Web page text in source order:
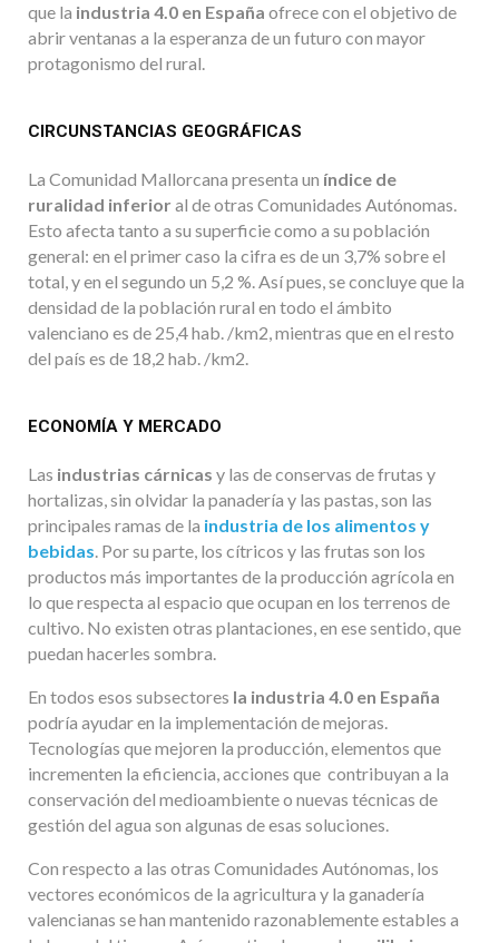
que la industria 4.0 en España ofrece con el objetivo de
abrir ventanas a la esperanza de un futuro con mayor
protagonismo del rural.
CIRCUNSTANCIAS GEOGRÁFICAS
La Comunidad Mallorcana presenta un índice de
ruralidad inferior al de otras Comunidades Autónomas.
Esto afecta tanto a su superficie como a su población
general: en el primer caso la cifra es de un 3,7% sobre el
total, y en el segundo un 5,2 %. Así pues, se concluye que la
densidad de la población rural en todo el ámbito
valenciano es de 25,4 hab. /km2, mientras que en el resto
del país es de 18,2 hab. /km2.
ECONOMÍA Y MERCADO
Las industrias cárnicas y las de conservas de frutas y
hortalizas, sin olvidar la panadería y las pastas, son las
principales ramas de la industria de los alimentos y
bebidas. Por su parte, los cítricos y las frutas son los
productos más importantes de la producción agrícola en
lo que respecta al espacio que ocupan en los terrenos de
cultivo. No existen otras plantaciones, en ese sentido, que
puedan hacerles sombra.
En todos esos subsectores la industria 4.0 en España
podría ayudar en la implementación de mejoras.
Tecnologías que mejoren la producción, elementos que
incrementen la eficiencia, acciones que contribuyan a la
conservación del medioambiente o nuevas técnicas de
gestión del agua son algunas de esas soluciones.
Con respecto a las otras Comunidades Autónomas, los
vectores económicos de la agricultura y la ganadería
valencianas se han mantenido razonablemente estables a